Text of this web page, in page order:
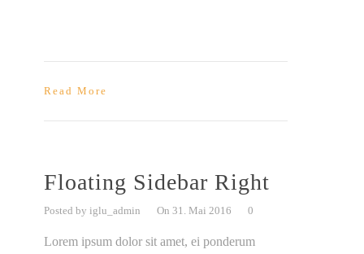
Read More
Floating Sidebar Right
Posted by iglu_admin On 31. Mai 2016 0
Lorem ipsum dolor sit amet, ei ponderum